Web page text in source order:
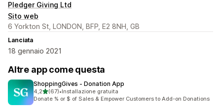
Pledger Giving Ltd
Sito web
6 Yorkton St, LONDON, BFP, E2 8NH, GB
Lanciata
18 gennaio 2021
Altre app come questa
ShoppingGives ‑ Donation App
4,2stelle su 5
(67)
67 recensioni totali
•Installazione gratuita
Donate % or $ of Sales & Empower Customers to Add-on Donations